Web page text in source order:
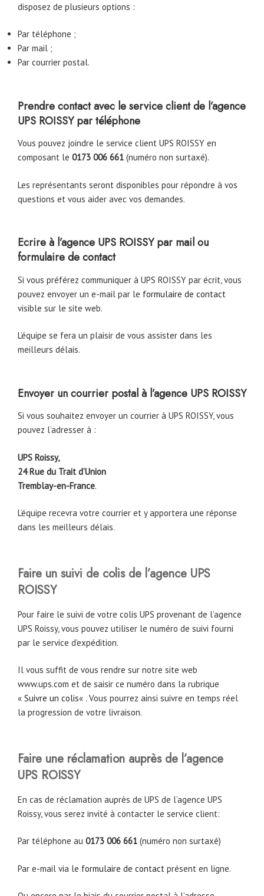
disposez de plusieurs options :
Par téléphone ;
Par mail ;
Par courrier postal.
Prendre contact avec le service client de l’agence
UPS ROISSY par téléphone
Vous pouvez joindre le service client UPS ROISSY en
composant le 0173 006 661 (numéro non surtaxé).
Les représentants seront disponibles pour répondre à vos
questions et vous aider avec vos demandes.
Ecrire à l’agence UPS ROISSY par mail ou
formulaire de contact
Si vous préférez communiquer à UPS ROISSY par écrit, vous
pouvez envoyer un e-mail par le formulaire de contact
visible sur le site web.
L’équipe se fera un plaisir de vous assister dans les
meilleurs délais.
Envoyer un courrier postal à l’agence UPS ROISSY
Si vous souhaitez envoyer un courrier à UPS ROISSY, vous
pouvez l’adresser à :
UPS Roissy,
24 Rue du Trait d’Union
Tremblay-en-France.
L’équipe recevra votre courrier et y apportera une réponse
dans les meilleurs délais.
Faire un suivi de colis de l’agence UPS
ROISSY
Pour faire le suivi de votre colis UPS provenant de l’agence
UPS Roissy, vous pouvez utiliser le numéro de suivi fourni
par le service d’expédition.
Il vous suffit de vous rendre sur notre site web
www.ups.com et de saisir ce numéro dans la rubrique
« Suivre un colis« . Vous pourrez ainsi suivre en temps réel
la progression de votre livraison.
Faire une réclamation auprès de l’agence
UPS ROISSY
En cas de réclamation auprès de UPS de l’agence UPS
Roissy, vous serez invité à contacter le service client:
Par téléphone au 0173 006 661 (numéro non surtaxé)
Par e-mail via le formulaire de contact présent en ligne.